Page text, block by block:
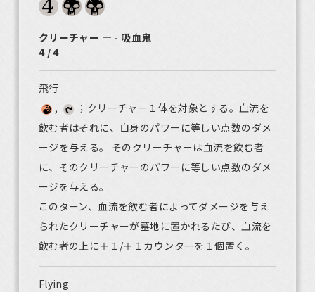
クリーチャー ― - 吸血鬼
4 / 4
飛行
,
；クリーチャー１体を対象とする。血流を
飲む者はそれに、自身のパワーに等しい点数のダメ
ージを与える。 そのクリーチャーは血流を飲む者
に、そのクリーチャーのパワーに等しい点数のダメ
ージを与える。
このターン、血流を飲む者によってダメージを与え
られたクリーチャーが墓地に置かれるたび、血流を
飲む者の上に＋１/＋１カウンターを１個置く。
Flying